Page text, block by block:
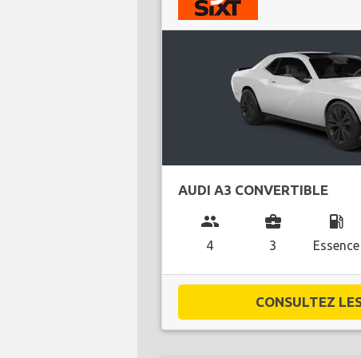
AUDI A3 CONVERTIBLE
group
4
business_center
3
local_gas_station
Essence
CONSULTEZ